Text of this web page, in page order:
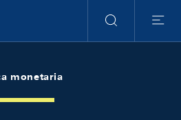
Ricerca
Menu
monetaria